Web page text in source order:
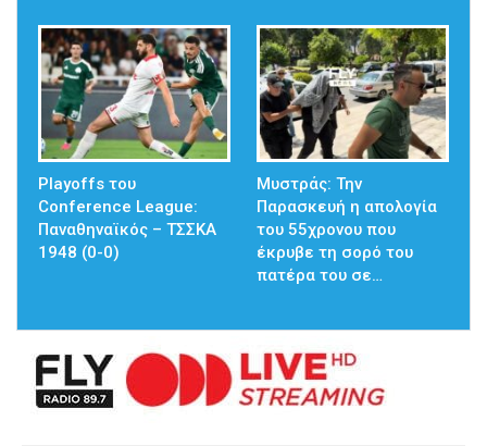
Playoffs του
Conference League:
Παναθηναϊκός – ΤΣΣΚΑ
1948 (0-0)
Μυστράς: Την
Παρασκευή η απολογία
του 55χρονου που
έκρυβε τη σορό του
πατέρα του σε…